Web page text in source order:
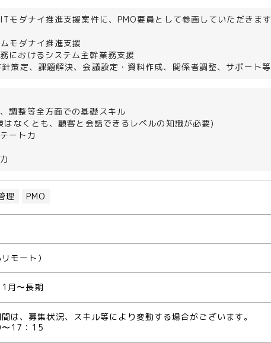
モダナイ推進支援案件に、PMO要員として参画していただきます
モダナイ推進支援
におけるシステム主幹業務支援
針策定、課題解決、会議設定・資料作成、関係者調整、サポート等
調整等全方面での基礎スキル
はなくとも、顧客と会話できるレベルの知識が必要)
ート力
理 PMO
モート）
月〜長期
間は、募集状況、スキル等により変動する場合がございます。
〜17：15